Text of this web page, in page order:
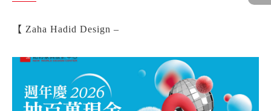
【 Zaha Hadid Design –